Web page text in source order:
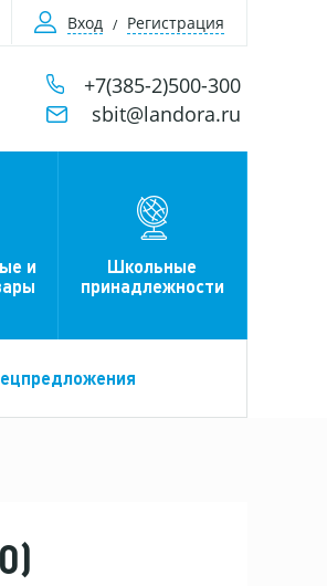
Вход Регистрация
+7(385-2)500-300
sbit@landora.ru
и
Школьные
принадлежности